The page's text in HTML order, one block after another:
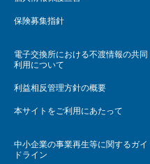
保険募集指針
電子交換所における不渡情報の共同
利用について
利益相反管理方針の概要
本サイトをご利用にあたって
中小企業の事業再生等に関するガイ
ドライン